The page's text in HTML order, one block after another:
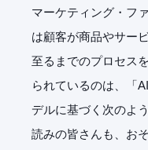
マーケティング・フ
は顧客が商品やサー
至るまでのプロセス
られているのは、「
デルに基づく次のよ
読みの皆さんも、お